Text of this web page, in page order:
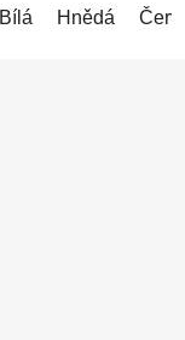
Bílá Hnědá